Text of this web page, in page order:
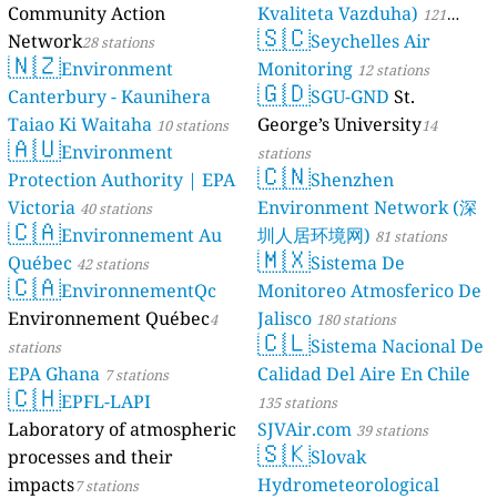
Community Action
Network28 stations
🇳🇿Environment
Canterbury - Kaunihera
Taiao Ki Waitaha 10 stations
🇦🇺Environment
Protection Authority | EPA
Victoria 40 stations
🇨🇦Environnement Au
Québec 42 stations
🇨🇦EnvironnementQc
Environnement Québec4
stations
EPA Ghana 7 stations
🇨🇭EPFL-LAPI
Laboratory of atmospheric
processes and their
impacts7 stations
Kvaliteta Vazduha) 121
stations
🇸🇨Seychelles Air
Monitoring 12 stations
🇬🇩SGU-GND St.
George’s University14
stations
🇨🇳Shenzhen
Environment Network (深
圳人居环境网) 81 stations
🇲🇽Sistema De
Monitoreo Atmosferico De
Jalisco 180 stations
🇨🇱Sistema Nacional De
Calidad Del Aire En Chile
135 stations
SJVAir.com 39 stations
🇸🇰Slovak
Hydrometeorological